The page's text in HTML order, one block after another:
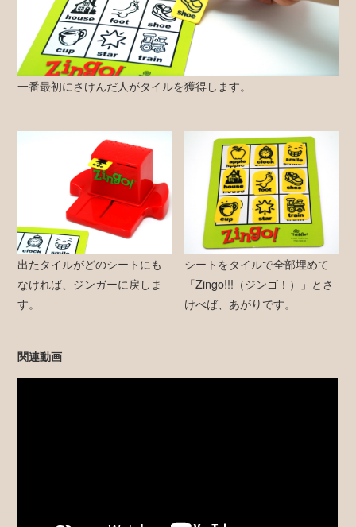
一番最初にさけんだ人がタイルを獲得します。
出たタイルがどのシートにも
なければ、ジンガーに戻しま
す。
シートをタイルで全部埋めて
「Zingo!!!（ジンゴ！）」とさ
けべば、あがりです。
関連動画